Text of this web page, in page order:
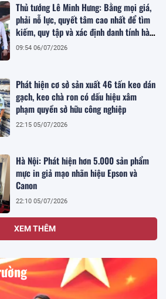
Thủ tướng Lê Minh Hưng: Bằng mọi giá,
phải nỗ lực, quyết tâm cao nhất để tìm
kiếm, quy tập và xác định danh tính hài
cốt liệt sĩ
09:54 06/07/2026
Phát hiện cơ sở sản xuất 46 tấn keo dán
gạch, keo chà ron có dấu hiệu xâm
phạm quyền sở hữu công nghiệp
22:15 05/07/2026
Hà Nội: Phát hiện hơn 5.000 sản phẩm
mực in giả mạo nhãn hiệu Epson và
Canon
22:10 05/07/2026
XEM THÊM